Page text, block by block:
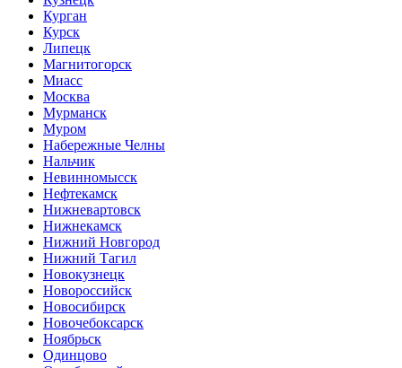
Курган
Курск
Липецк
Магнитогорск
Миасс
Москва
Мурманск
Муром
Набережные Челны
Нальчик
Невинномысск
Нефтекамск
Нижневартовск
Нижнекамск
Нижний Новгород
Нижний Тагил
Новокузнецк
Новороссийск
Новосибирск
Новочебоксарск
Ноябрьск
Одинцово